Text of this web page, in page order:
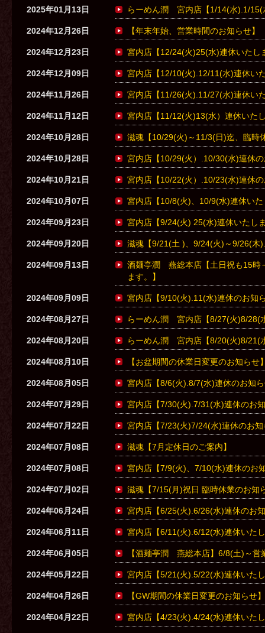
2025年01月13日 らーめん潤 宮内店【1/14(水).1/15(
2024年12月26日 【年末年始、営業時間のお知らせ】
2024年12月23日 宮内店【12/24(火)25(水)連休いたし
2024年12月09日 宮内店【12/10(火).12/11(水)連休い
2024年11月26日 宮内店【11/26(火).11/27(水)連休い
2024年11月12日 宮内店【11/12(火)13(水）連休いた
2024年10月28日 滋魂【10/29(火)～11/3(日)迄、臨時
2024年10月28日 宮内店【10/29(火）.10/30(水)連休
2024年10月21日 宮内店【10/22(火）.10/23(水)連休
2024年10月07日 宮内店【10/8(火)、10/9(水)連休い
2024年09月23日 宮内店【9/24(火) 25(水)連休いたし
2024年09月20日 滋魂【9/21(土 )、9/24(火)～9/26(木
2024年09月13日
酒麺亭潤 燕総本店【土日祝も15時
ます。】
2024年09月09日 宮内店【9/10(火).11(水)連休のお知
2024年08月27日 らーめん潤 宮内店【8/27(火)8/28(
2024年08月20日 らーめん潤 宮内店【8/20(火)8/21(
2024年08月10日 【お盆期間の休業日変更のお知らせ
2024年08月05日 宮内店【8/6(火).8/7(水)連休のお知
2024年07月29日 宮内店【7/30(火).7/31(水)連休のお
2024年07月22日 宮内店【7/23(火)7/24(水)連休のお
2024年07月08日 滋魂【7月定休日のご案内】
2024年07月08日 宮内店【7/9(火)、7/10(水)連休のお
2024年07月02日 滋魂【7/15(月)祝日 臨時休業のお知
2024年06月24日 宮内店【6/25(火).6/26(水)連休のお
2024年06月11日 宮内店【6/11(火).6/12(水)連休いた
2024年06月05日 【酒麺亭潤 燕総本店】6/8(土)～営
2024年05月22日 宮内店【5/21(火).5/22(水)連休いた
2024年04月26日 【GW期間の休業日変更のお知らせ】
2024年04月22日 宮内店【4/23(火).4/24(水)連休いた